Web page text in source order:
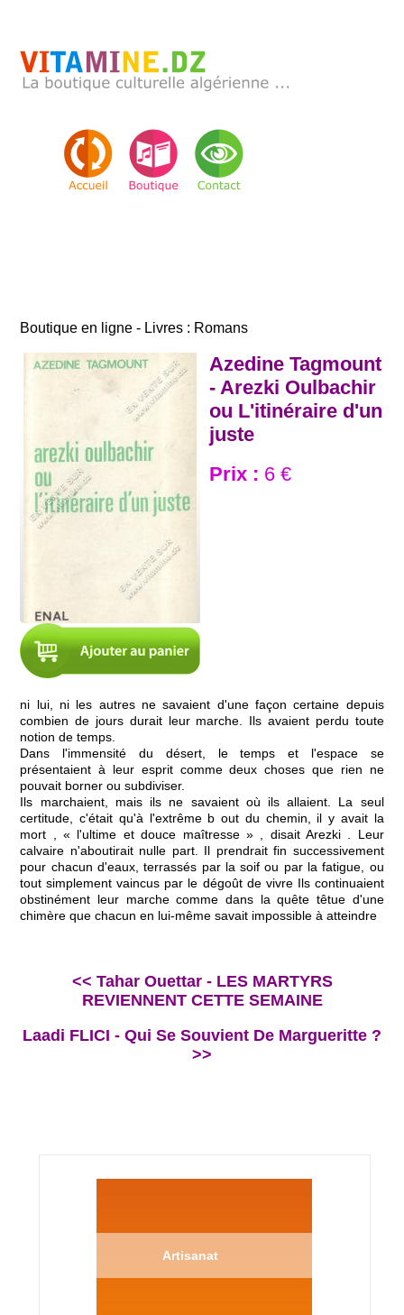
Boutique en ligne - Livres : Romans
Azedine Tagmount
- Arezki Oulbachir
ou L'itinéraire d'un
juste
Prix : 6 €
ni lui, ni les autres ne savaient d'une façon certaine depuis
combien de jours durait leur marche. Ils avaient perdu toute
notion de temps.
Dans l'immensité du désert, le temps et l'espace se
présentaient à leur esprit comme deux choses que rien ne
pouvait borner ou subdiviser.
Ils marchaient, mais ils ne savaient où ils allaient. La seul
certitude, c'était qu'à l'extrême b out du chemin, il y avait la
mort , « l'ultime et douce maîtresse » , disait Arezki . Leur
calvaire n'aboutirait nulle part. Il prendrait fin successivement
pour chacun d'eaux, terrassés par la soif ou par la fatigue, ou
tout simplement vaincus par le dégoût de vivre Ils continuaient
obstinément leur marche comme dans la quête têtue d'une
chimère que chacun en lui-même savait impossible à atteindre
<< Tahar Ouettar - LES MARTYRS
REVIENNENT CETTE SEMAINE
Laadi FLICI - Qui Se Souvient De Margueritte ?
>>
Artisanat